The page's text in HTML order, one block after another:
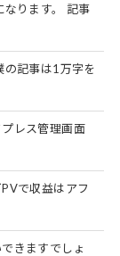
なります。 記事
の記事は1万字を
レス管理画面
で収益はアフ
きますでしょ